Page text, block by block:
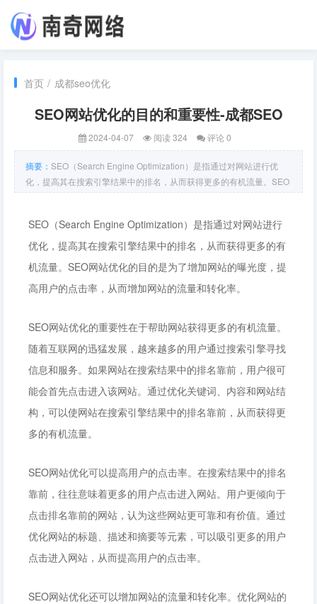
首页 / 成都seo优化
SEO网站优化的目的和重要性-成都SEO
2024-04-07 阅读 324 评论 0
摘要： SEO（Search Engine Optimization）是指通过对网站进行优
化，提高其在搜索引擎结果中的排名，从而获得更多的有机流量。SEO
网站优化的目的是为了增加网站的曝光度，提高用户的点击率，从而增
的有机流量。随着互
SEO（Search Engine Optimization）是指通过对网站进行
优化，提高其在搜索引擎结果中的排名，从而获得更多的有
机流量。SEO网站优化的目的是为了增加网站的曝光度，提
高用户的点击率，从而增加网站的流量和转化率。
SEO网站优化的重要性在于帮助网站获得更多的有机流量。
随着互联网的迅猛发展，越来越多的用户通过搜索引擎寻找
信息和服务。如果网站在搜索结果中的排名靠前，用户很可
能会首先点击进入该网站。通过优化关键词、内容和网站结
构，可以使网站在搜索引擎结果中的排名靠前，从而获得更
多的有机流量。
SEO网站优化可以提高用户的点击率。在搜索结果中的排名
靠前，往往意味着更多的用户点击进入网站。用户更倾向于
点击排名靠前的网站，认为这些网站更可靠和有价值。通过
优化网站的标题、描述和摘要等元素，可以吸引更多的用户
点击进入网站，从而提高用户的点击率。
SEO网站优化还可以增加网站的流量和转化率。优化网站的